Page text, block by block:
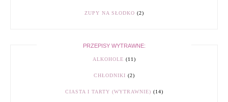
ZUPY NA SŁODKO (2)
PRZEPISY WYTRAWNE:
ALKOHOLE (11)
CHŁODNIKI (2)
CIASTA I TARTY (WYTRAWNIE) (14)